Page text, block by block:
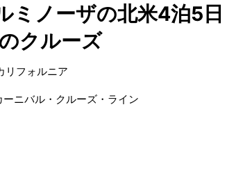
ミノーザの北米4泊5
クルーズ
リフォルニア
ーニバル・クルーズ・ライン